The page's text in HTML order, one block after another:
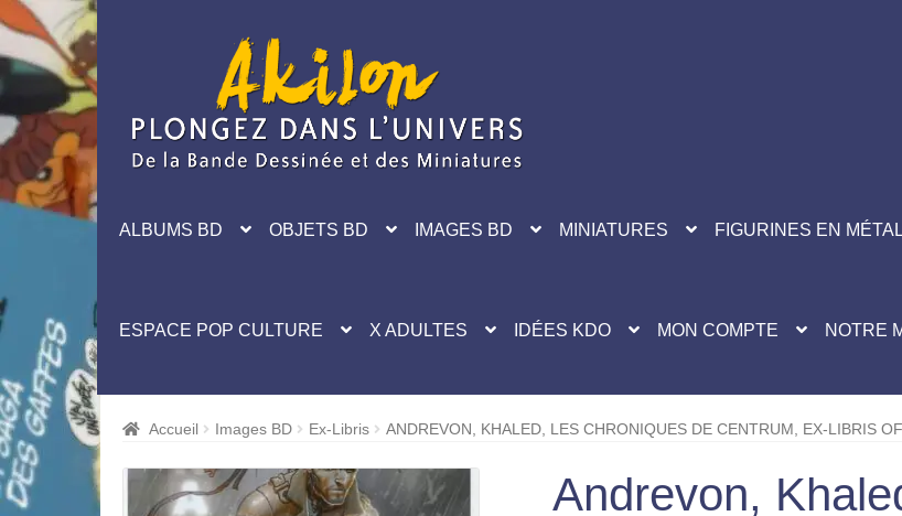
navigation
ALBUMS BD OBJETS BD IMAGES BD MINIATURES FIGURINES EN MÉTAL
ESPACE POP CULTURE X ADULTES IDÉES KDO MON COMPTE NOTRE
Accueil Images BD Ex-Libris ANDREVON, KHALED, LES CHRONIQUES DE CENTRUM, EX-LIBRIS
Andrevon,